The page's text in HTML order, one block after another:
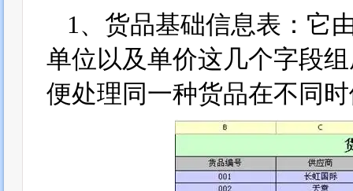
1、货品基础信息表：它
单位以及单价这几个字段
便处理同一种货品在不同